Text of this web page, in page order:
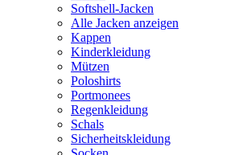
Softshell-Jacken
Alle Jacken anzeigen
Kappen
Kinderkleidung
Mützen
Poloshirts
Portmonees
Regenkleidung
Schals
Sicherheitskleidung